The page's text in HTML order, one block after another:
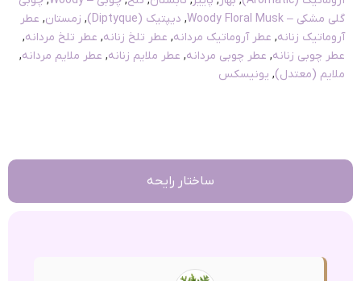
گلی مشکی – Woody Floral Musk
, دیپتیک (Diptyque) , زمستان, عطر
آروماتیک زنانه, عطر آروماتیک مردانه, عطر تلخ زنانه, عطر تلخ مردانه,
عطر چوبی زنانه, عطر چوبی مردانه, عطر ملایم زنانه, عطر ملایم مردانه,
ملایم (معتدل), یونیسکس
ساختار رایحه